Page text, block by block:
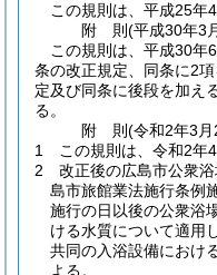
この規則は、平成25年
附 則(平成30年3
この規則は、平成30年
条の改正規定、同条に2
定及び同条に後段を加え
る。
附 則(令和2年3
1
この規則は、令和2年
2
改正後の広島市公衆
島市旅館業法施行条例
施行の日以後の公衆浴
ける水質について適用
共同の入浴設備におけ
よる。